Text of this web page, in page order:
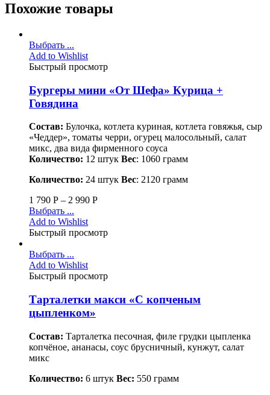
Похожие товары
Выбрать ...
Add to Wishlist
Быстрый просмотр
Бургеры мини «От Шефа» Курица +
Говядина
Состав: Булочка, котлета куриная, котлета говяжья, сыр
«Чеддер», томаты черри, огурец малосольный, салат
микс, два вида фирменного соуса
Количество: 12 штук Вес: 1060 грамм
Количество: 24 штук Вес: 2120 грамм
1 790 Р – 2 990 Р
Выбрать ...
Add to Wishlist
Быстрый просмотр
Выбрать ...
Add to Wishlist
Быстрый просмотр
Тарталетки макси «С копченым
цыпленком»
Состав: Тарталетка песочная, филе грудки цыпленка
копчёное, ананасы, соус брусничный, кунжут, салат
микс
Количество: 6 штук Вес: 550 грамм